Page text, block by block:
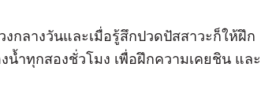
กลางวันและเมื่อรู้สึกปวดปัสสาวะก็ให้ฝึก
ำทุกสองชั่วโมง เพื่อฝึกความเคยชิน และ